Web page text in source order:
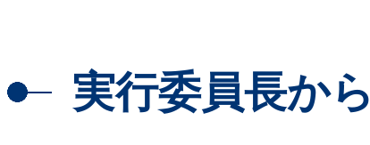
実行委員長から